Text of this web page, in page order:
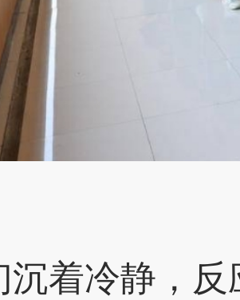
沉着冷静，